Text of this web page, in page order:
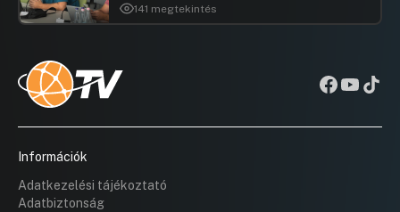
141 megtekintés
Információk
Adatkezelési tájékoztató
Adatbiztonság